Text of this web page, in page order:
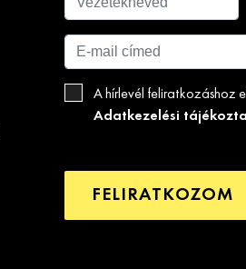
A hírlevél feliratkozáshoz
Adatkezelési
FELIRATKOZOM